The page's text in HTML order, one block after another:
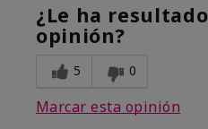
¿Le ha
opinión?
5 0
Marcar esta opinión